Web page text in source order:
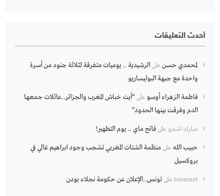
أحدث التعليقات
لمحمدي حسن علىالرشيدية .. يوميات متفرقة لثلاثة جنود من أسرة
واحدة مع جبهة البوليساريو
فاطمة الزهراء أوسو على“أيت خباش المغرب والجزائر..عائلات جمعها
الدم وفرقت بينها الحدود”
مبارك اشبرو علىفاتح ماي .. يوم التطهير!
حبيب الله علىمنظمة الشتات المغربي تشجب وجود ابراهيم غالي في
بروكسيل
toumart علىتونس..الإعلان عن حكومة نجلاء بودن